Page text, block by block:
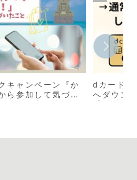
キャンペーン『か
ら参加して気づい
dカード
へダウン